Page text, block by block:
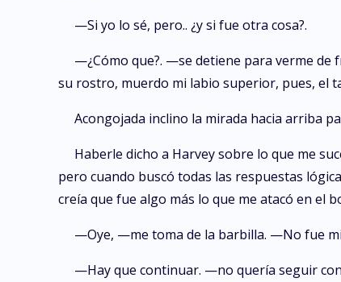
—Si yo lo sé, pero.. ¿y si fue otra cosa?.
—¿Cómo que?. —se detiene para verme de
su rostro, muerdo mi labio superior, pues, el
Acongojada inclino la mirada hacia arriba
Haberle dicho a Harvey sobre lo que me
pero cuando buscó todas las respuestas
creía que fue algo más lo que me atacó en el
—Oye, —me toma de la barbilla. —No fue mi
—Hay que continuar. —no quería seguir